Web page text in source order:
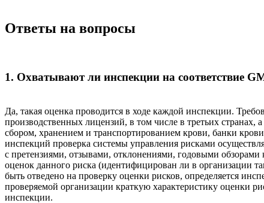
Ответы на вопросы
1. Охватывают ли инспекции на соответствие
Да, такая оценка проводится в ходе каждой инспекции.
производственных лицензий, в том числе в третьих
сбором, хранением и транспортированием крови, банки
инспекций проверка системы управления рисками
с претензиями, отзывами, отклонениями, годовыми обзорами
оценок данного риска (идентифицирован ли в организации
быть отведено на проверку оценки рисков, определяется
проверяемой организации краткую характеристику оценки
инспекции.